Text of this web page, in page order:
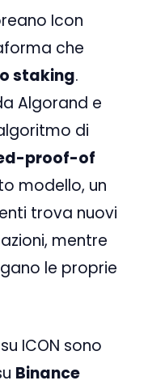
Icon
che
staking.
Algorand e
di
proof-of
modello, un
trova nuovi
mentre
le proprie
ICON sono
Binance